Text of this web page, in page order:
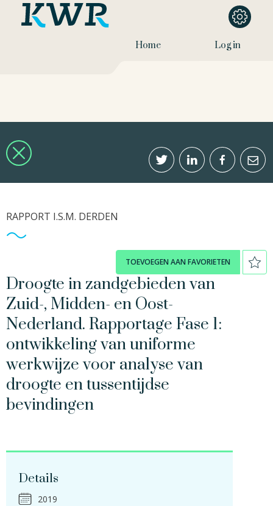
Home Log in
RAPPORT I.S.M. DERDEN
TOEVOEGEN AAN FAVORIETEN
Droogte in zandgebieden van
Zuid-, Midden- en Oost-
Nederland. Rapportage Fase 1:
ontwikkeling van uniforme
werkwijze voor analyse van
droogte en tussentijdse
bevindingen
Details
2019